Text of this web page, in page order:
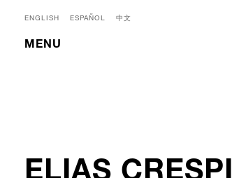
ENGLISH ESPAÑOL 中文
MENU